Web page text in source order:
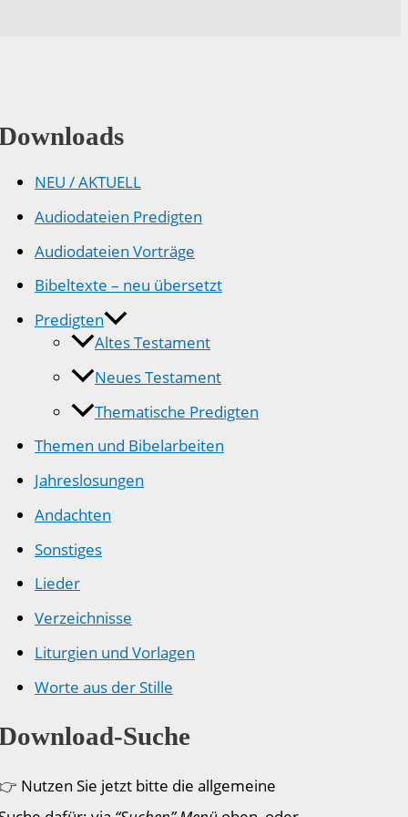
NEU / AKTUELL
Audiodateien Predigten
Audiodateien Vorträge
Bibeltexte – neu übersetzt
Predigten
Altes Testament
Neues Testament
Thematische Predigten
Themen und Bibelarbeiten
Jahreslosungen
Andachten
Sonstiges
Lieder
Verzeichnisse
Liturgien und Vorlagen
Worte aus der Stille
Suche
Nutzen Sie jetzt bitte die allgemeine